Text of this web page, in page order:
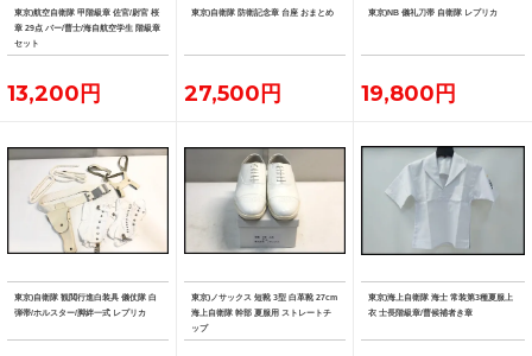
東京)航空自衛隊 甲階級章 佐官/尉官 桜
章 29点 バー/曹士/海自航空学生 階級章
セット
13,200円
東京)自衛隊 防衛記念章 台座 おまとめ
27,500円
東京)NB 儀礼刀帯 自衛隊 レプリカ
19,800円
東京)自衛隊 観閲行進白装具 儀仗隊 白
弾帯/ホルスター/脚絆一式 レプリカ
東京)ノサックス 短靴 3型 白革靴 27cm
海上自衛隊 幹部 夏服用 ストレートチ
ップ
東京)海上自衛隊 海士 常装第3種夏服上
衣 士長階級章/曹候補者き章